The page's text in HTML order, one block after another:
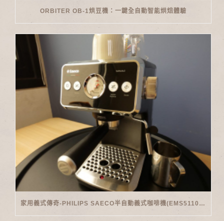
ORBITER OB-1烘豆機：一鍵全自動智能烘焙體驗
家用義式傳奇-PHILIPS SAECO半自動義式咖啡機(EMS5110)開箱